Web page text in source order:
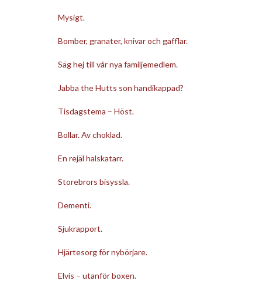
Mysigt.
Bomber, granater, knivar och gafflar.
Säg hej till vår nya familjemedlem.
Jabba the Hutts son handikappad?
Tisdagstema – Höst.
Bollar. Av choklad.
En rejäl halskatarr.
Storebrors bisyssla.
Dementi.
Sjukrapport.
Hjärtesorg för nybörjare.
Elvis – utanför boxen.